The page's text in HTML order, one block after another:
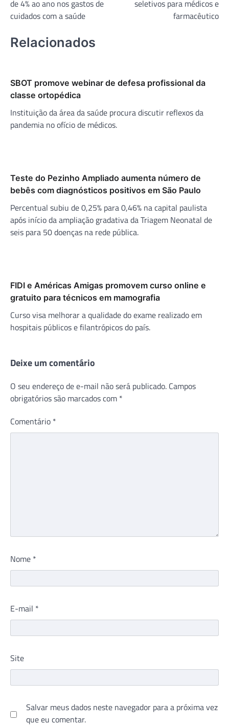
Post
de 4% ao ano nos gastos de
cuidados com a saúde
seletivos para médicos e
farmacêutico
Relacionados
SBOT promove webinar de defesa profissional da
classe ortopédica
Instituição da área da saúde procura discutir reflexos da
pandemia no ofício de médicos.
Teste do Pezinho Ampliado aumenta número de
bebês com diagnósticos positivos em São Paulo
Percentual subiu de 0,25% para 0,46% na capital paulista
após início da ampliação gradativa da Triagem Neonatal de
seis para 50 doenças na rede pública.
FIDI e Américas Amigas promovem curso online e
gratuito para técnicos em mamografia
Curso visa melhorar a qualidade do exame realizado em
hospitais públicos e filantrópicos do país.
Deixe um comentário
O seu endereço de e-mail não será publicado. Campos
obrigatórios são marcados com *
Comentário *
Nome *
E-mail *
Site
Salvar meus dados neste navegador para a próxima vez
que eu comentar.